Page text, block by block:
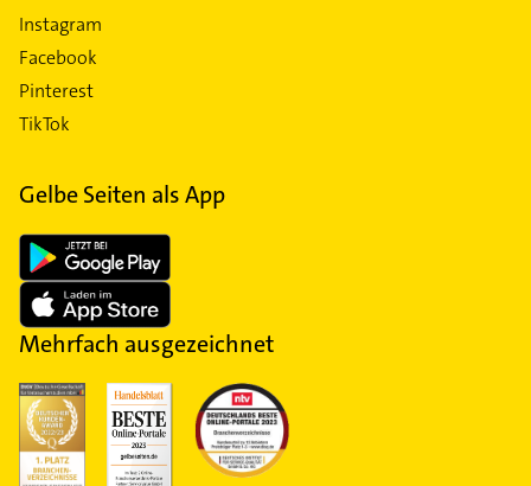
Instagram
Facebook
Pinterest
TikTok
Gelbe Seiten als App
Mehrfach ausgezeichnet